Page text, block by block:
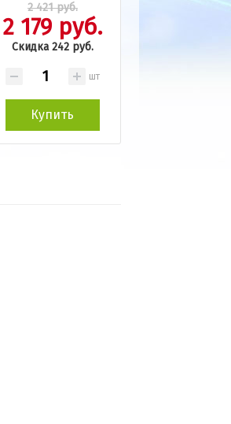
2 421 руб.
2 179 руб.
Скидка 242 руб.
шт
Купить